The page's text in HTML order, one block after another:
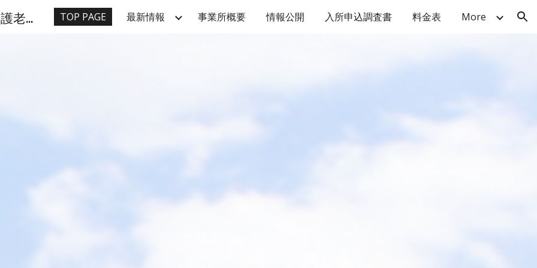
to main content Skip to navigation
羽村園（東京都羽村市）特別養護老人ホーム ショートステイ TOP PAGE 最新情報 事業所概要 情報公開 入所申込調査書 料金表 More